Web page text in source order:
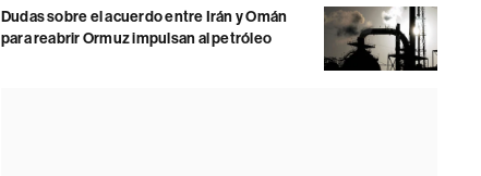
Dudas sobre el acuerdo entre Irán y Omán
para reabrir Ormuz impulsan al petróleo